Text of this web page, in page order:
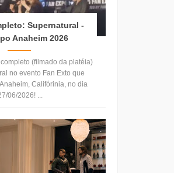
Supernatural -
Anaheim 2026
(filmado da platéia)
no evento Fan Exto que
Califórinia, no dia
06/2026! ...